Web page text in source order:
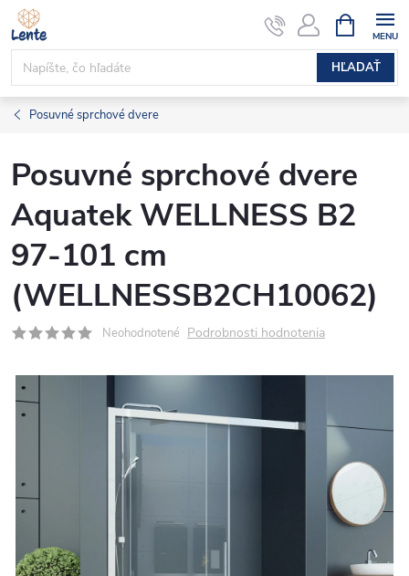
Prejsť
na
obsah
HĽADAŤ
KOŠÍK
Posuvné sprchové dvere
Posuvné sprchové dvere
Aquatek WELLNESS B2
97-101 cm
(WELLNESSB2CH10062)
Neohodnotené Podrobnosti hodnotenia